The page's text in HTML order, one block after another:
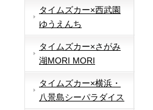
タイムズカー×西武園
ゆうえんち
タイムズカー×さがみ
湖MORI MORI
タイムズカー×横浜・
八景島シーパラダイス